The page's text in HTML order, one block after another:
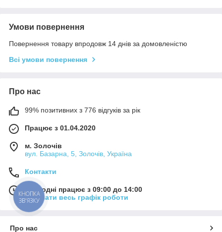
Умови повернення
Повернення товару впродовж 14 днів за домовленістю
Всі умови повернення
Про нас
99% позитивних з 776 відгуків за рік
Працює з 01.04.2020
м. Золочів
вул. Базарна, 5, Золочів, Україна
Контакти
Сьогодні працює з 09:00 до 14:00
Показати весь графік роботи
Про нас
КНОПКА
ЗВ'ЯЗКУ